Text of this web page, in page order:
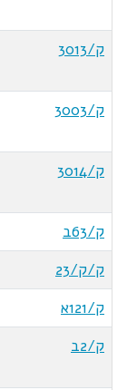
ק/3013
ק/3003
ק/3014
ק/63ב
ק/ק/23
ק/121א
ק/2ב